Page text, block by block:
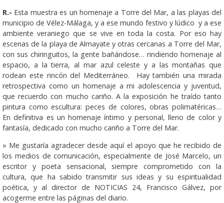
R.- Esta muestra es un homenaje a Torre del Mar, a las playas del
municipio de Vélez-Málaga, y a ese mundo festivo y lúdico y a ese
ambiente veraniego que se vive en toda la costa. Por eso hay
escenas de la playa de Almayate y otras cercanas a Torre del Mar,
con sus chiringuitos, la gente bañándose… rindiendo homenaje al
espacio, a la tierra, al mar azul celeste y a las montañas que
rodean este rincón del Mediterráneo. Hay también una mirada
retrospectiva como un homenaje a mi adolescencia y juventud,
que recuerdo con mucho cariño. A la exposición he traído tanto
pintura como escultura: peces de colores, obras polimatéricas…
En definitiva es un homenaje íntimo y personal, lleno de color y
fantasía, dedicado con mucho cariño a Torre del Mar.
» Me gustaría agradecer desde aquí el apoyo que he recibido de
los medios de comunicación, especialmente de José Marcelo, un
escritor y poeta sensacional, siempre comprometido con la
cultura, que ha sabido transmitir sus ideas y su espiritualidad
poética, y al director de NOTICIAS 24, Francisco Gálvez, por
acogerme entre las páginas del diario.